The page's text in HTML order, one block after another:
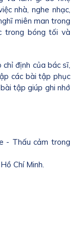
nhà, nghe nhạc,
miên man trong
trong bóng tối và
định của bác sĩ,
các bài tập phục
tập giúp ghi nhớ
- Thấu cảm trong
Chí Minh.